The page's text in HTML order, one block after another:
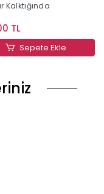
Kalktığında
TL
Sepete Ekle